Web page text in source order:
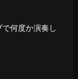
何度か演奏し